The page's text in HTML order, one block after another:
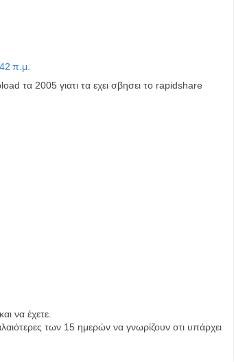
π.μ.
τα 2005 γιατι τα εχει σβησει το rapidshare
να έχετε.
των 15 ημερών να γνωρίζουν οτι υπάρχει